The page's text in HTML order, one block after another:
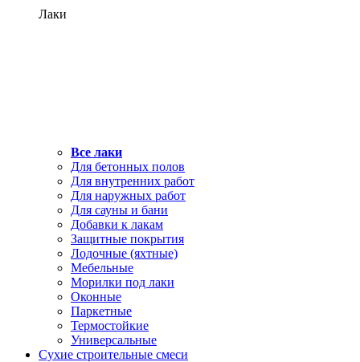
Лаки
Все лаки
Для бетонных полов
Для внутренних работ
Для наружных работ
Для сауны и бани
Добавки к лакам
Защитные покрытия
Лодочные (яхтные)
Мебельные
Морилки под лаки
Оконные
Паркетные
Термостойкие
Универсальные
Сухие строительные смеси